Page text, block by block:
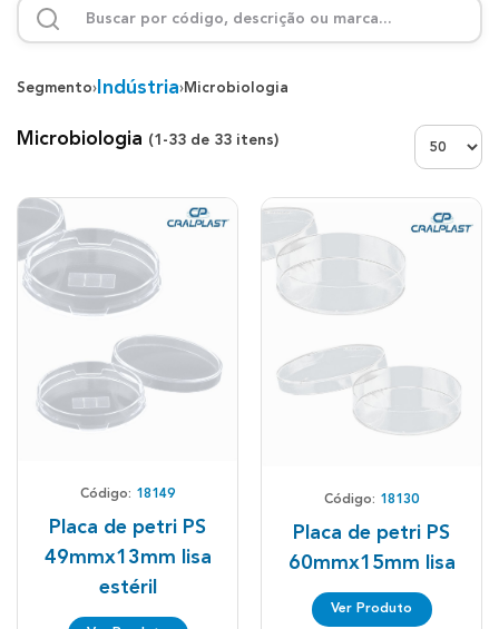
Segmento› Indústria›Microbiologia
Microbiologia (1-33 de 33 itens) Exibir:
Código: 18149
Placa de petri PS
49mmx13mm lisa
estéril
Código: 18130
Placa de petri PS
60mmx15mm lisa
Ver Produto